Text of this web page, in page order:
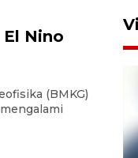
Nino
(BMKG)